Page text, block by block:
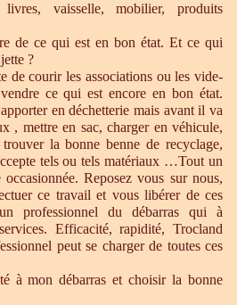
vaisselle, mobilier, produits
de ce qui est en bon état. Et ce qui
?
de courir les associations ou les vide-
ce qui est encore en bon état.
en déchetterie mais avant il va
, mettre en sac, charger en véhicule,
la bonne benne de recyclage,
tels ou tels matériaux …Tout un
Reposez vous sur nous,
ce travail et vous libérer de ces
professionnel du débarras qui à
Efficacité, rapidité, Trocland
peut se charger de toutes ces
à mon débarras et choisir la bonne